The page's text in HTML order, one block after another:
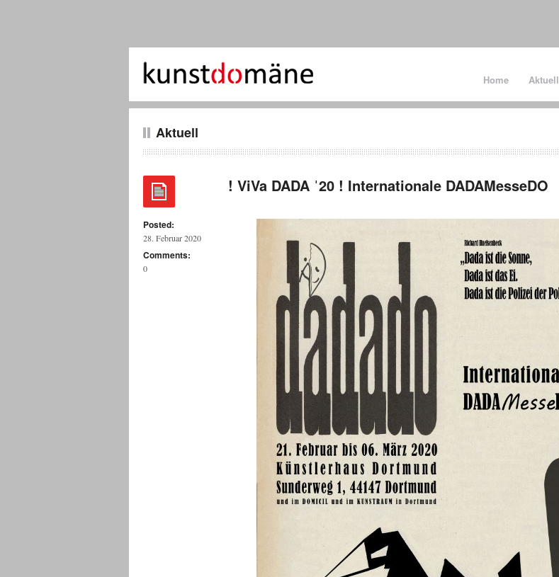
Home Aktuell
Aktuell
Posted:
28. Februar 2020
Comments:
0
! ViVa DADA ˈ20 ! Internationale DADAMesseDO